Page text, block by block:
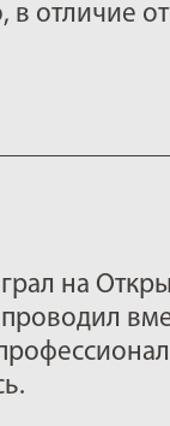
в отличие
на